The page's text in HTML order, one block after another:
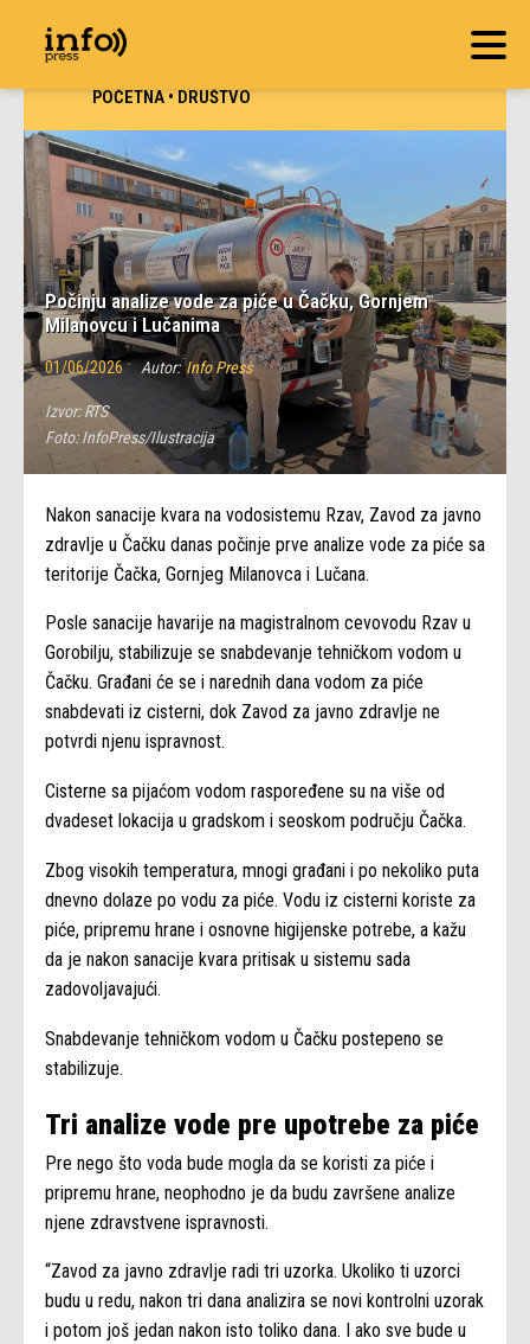
POČETNA•DRUŠTVO
Počinju analize vode za piće u Čačku, Gornjem
Milanovcu i Lučanima
01/06/2026 Autor: Info Press
Izvor:RTS
Foto:InfoPress/Ilustracija
Nakon sanacije kvara na vodosistemu Rzav, Zavod za javno
zdravlje u Čačku danas počinje prve analize vode za piće sa
teritorije Čačka, Gornjeg Milanovca i Lučana.
Posle sanacije havarije na magistralnom cevovodu Rzav u
Gorobilju, stabilizuje se snabdevanje tehničkom vodom u
Čačku. Građani će se i narednih dana vodom za piće
snabdevati iz cisterni, dok Zavod za javno zdravlje ne
potvrdi njenu ispravnost.
Cisterne sa pijaćom vodom raspoređene su na više od
dvadeset lokacija u gradskom i seoskom području Čačka.
Zbog visokih temperatura, mnogi građani i po nekoliko puta
dnevno dolaze po vodu za piće. Vodu iz cisterni koriste za
piće, pripremu hrane i osnovne higijenske potrebe, a kažu
da je nakon sanacije kvara pritisak u sistemu sada
zadovoljavajući.
Snabdevanje tehničkom vodom u Čačku postepeno se
stabilizuje.
Tri analize vode pre upotrebe za piće
Pre nego što voda bude mogla da se koristi za piće i
pripremu hrane, neophodno je da budu završene analize
njene zdravstvene ispravnosti.
“Zavod za javno zdravlje radi tri uzorka. Ukoliko ti uzorci
budu u redu, nakon tri dana analizira se novi kontrolni uzorak
i potom još jedan nakon isto toliko dana. I ako sve bude u